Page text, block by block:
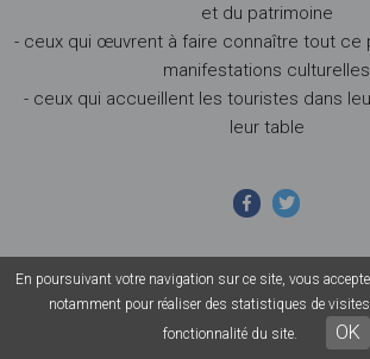
et du patrimoine
- ceux qui œuvrent à faire connaître tout ce
manifestations culturelles
- ceux qui accueillent les touristes dans
leur table
© 2026 Sentiers en France - Tous droits
Mentions légales-
En poursuivant votre navigation sur ce site, vous
notamment pour réaliser des statistiques de
fonctionnalité du site.
OK